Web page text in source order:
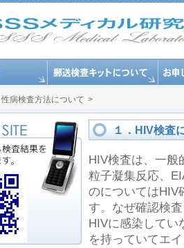
性病検査方法について
１．HIV検査
HIV検査は、一般
粒子凝集反応、
のについてはHIV
す。なぜ確認検
HIVに感染してい
を持っていてエ